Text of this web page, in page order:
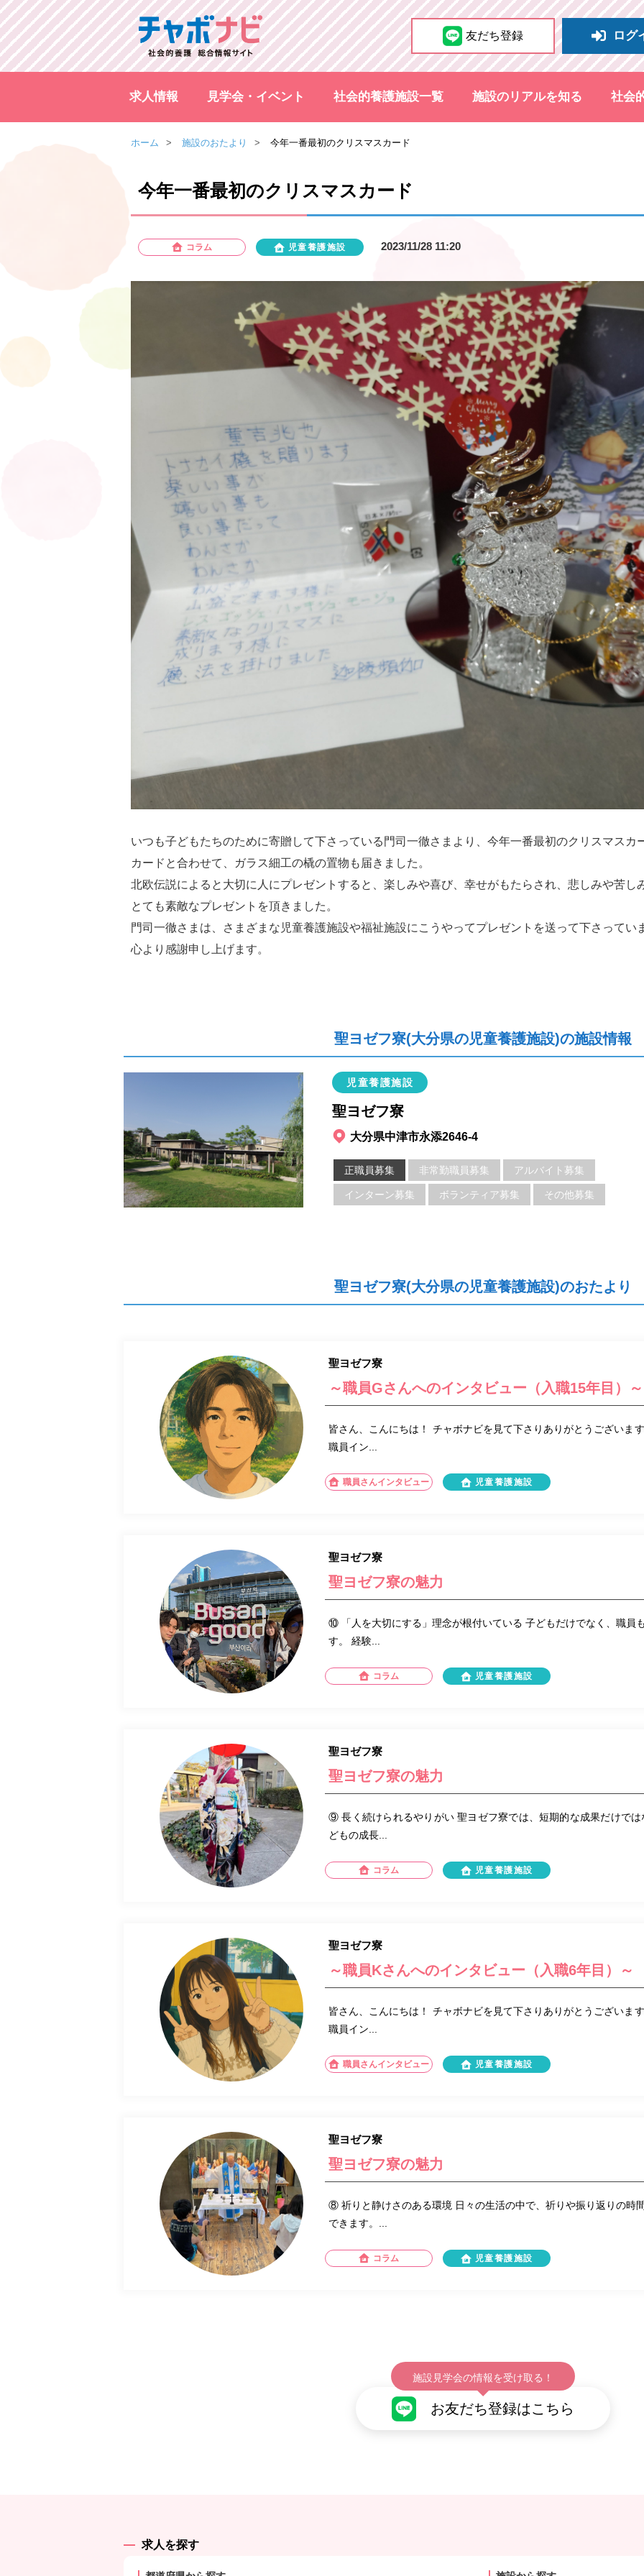
友だち登録 ログ
求人情報 見学会・イベント 社会的養護施設一覧 施設のリアルを知る 社会
ホーム 施設のおたより 今年一番最初のクリスマスカード
今年一番最初のクリスマスカード
コラム 児童養護施設 2023/11/28 11:20
いつも子どもたちのために寄贈して下さっている門司一徹さまより、今年一番最初のクリスマスカ
カードと合わせて、ガラス細工の橇の置物も届きました。
北欧伝説によると大切に人にプレゼントすると、楽しみや喜び、幸せがもたらされ、悲しみや苦し
とても素敵なプレゼントを頂きました。
門司一徹さまは、さまざまな児童養護施設や福祉施設にこうやってプレゼントを送って下さってい
心より感謝申し上げます。
聖ヨゼフ寮(大分県の児童養護施設)の施設情報
児童養護施設
聖ヨゼフ寮
大分県中津市永添2646-4
正職員募集 非常勤職員募集 アルバイト募集
インターン募集 ボランティア募集 その他募集
聖ヨゼフ寮(大分県の児童養護施設)のおたより
聖ヨゼフ寮
～職員Gさんへのインタビュー（入職15年目）～
皆さん、こんにちは！ チャボナビを見て下さりありがとうございま
職員イン...
職員さんインタビュー 児童養護施設
聖ヨゼフ寮
聖ヨゼフ寮の魅力
⑩ 「人を大切にする」理念が根付いている 子どもだけでなく、職員
す。 経験...
コラム 児童養護施設
聖ヨゼフ寮
聖ヨゼフ寮の魅力
⑨ 長く続けられるやりがい 聖ヨゼフ寮では、短期的な成果だけで
どもの成長...
コラム 児童養護施設
聖ヨゼフ寮
～職員Kさんへのインタビュー（入職6年目）～
皆さん、こんにちは！ チャボナビを見て下さりありがとうございま
職員イン...
職員さんインタビュー 児童養護施設
聖ヨゼフ寮
聖ヨゼフ寮の魅力
⑧ 祈りと静けさのある環境 日々の生活の中で、祈りや振り返りの時
できます。...
コラム 児童養護施設
施設見学会の情報を受け取る！
お友だち登録はこちら
求人を探す